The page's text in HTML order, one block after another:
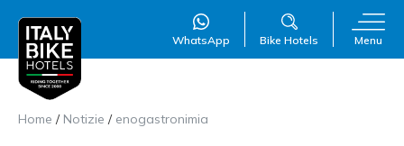
Menu
Bike Hotels
WhatsApp
Home / Notizie / enogastronimia
● Online